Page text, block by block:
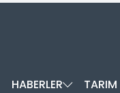
HABERLER TARIM